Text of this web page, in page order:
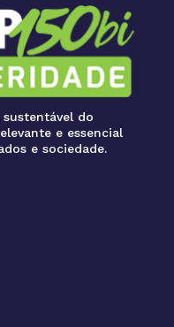
do
e essencial
e sociedade.